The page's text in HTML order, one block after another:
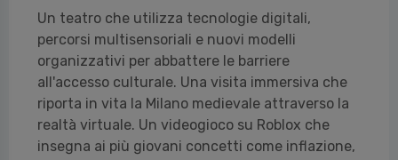
Un teatro che utilizza tecnologie digitali,
percorsi multisensoriali e nuovi modelli
organizzativi per abbattere le barriere
all'accesso culturale. Una visita immersiva che
riporta in vita la Milano medievale attraverso la
realtà virtuale. Un videogioco su Roblox che
insegna ai più giovani concetti come inflazione,